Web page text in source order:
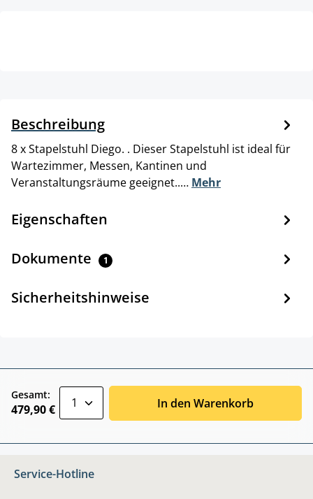
Beschreibung
8 x Stapelstuhl Diego. . Dieser Stapelstuhl ist ideal für
Wartezimmer, Messen, Kantinen und
Veranstaltungsräume geeignet..… Mehr
Eigenschaften
Dokumente 1
Sicherheitshinweise
Gesamt:
479,90 € In den Warenkorb
Service-Hotline